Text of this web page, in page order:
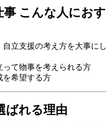
事 こんな人におす
立支援の考え方を大事に
って物事を考えられる方
を希望する方
ばれる理由